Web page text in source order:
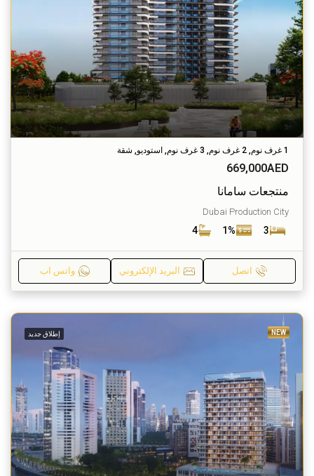
1 غرف نوم, 2 غرف نوم, 3 غرف نوم, استوديو, شقة
669,000AED
منتجعات سامانا
Dubai Production City
3
1%
4
اتصل البريد الإلكتروني واتس اب
NEW إطلاق جديد